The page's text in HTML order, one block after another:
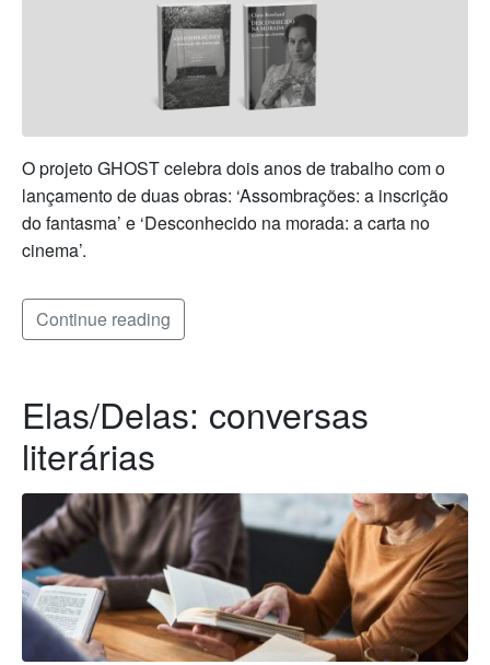
O projeto GHOST celebra dois anos de trabalho com o
lançamento de duas obras: ‘Assombrações: a inscrição
do fantasma’ e ‘Desconhecido na morada: a carta no
cinema’.
Continue reading
Elas/Delas: conversas
literárias